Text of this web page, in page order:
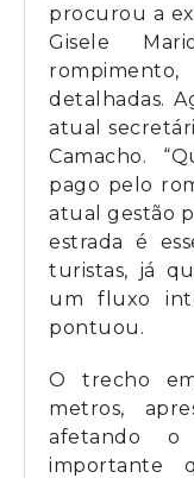
procurou a
Gisele
detalhadas.
atual
Camacho.
pago pelo
atual gestão
estrada é
turistas, já
um fluxo
pontuou.
O trecho
metros,
afetando
importante